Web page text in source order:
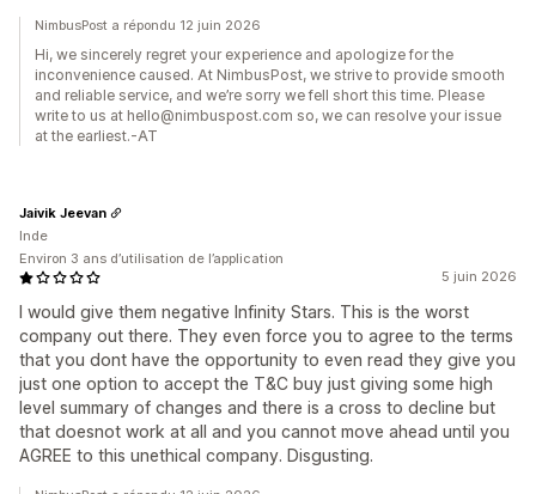
NimbusPost a répondu 12 juin 2026
Hi, we sincerely regret your experience and apologize for the
inconvenience caused. At NimbusPost, we strive to provide smooth
and reliable service, and we’re sorry we fell short this time. Please
write to us at hello@nimbuspost.com so, we can resolve your issue
at the earliest.-AT
5 juin 2026
I would give them negative Infinity Stars. This is the worst
company out there. They even force you to agree to the terms
that you dont have the opportunity to even read they give you
just one option to accept the T&C buy just giving some high
level summary of changes and there is a cross to decline but
that doesnot work at all and you cannot move ahead until you
AGREE to this unethical company. Disgusting.
Jaivik Jeevan
Inde
Environ 3 ans d’utilisation de l’application